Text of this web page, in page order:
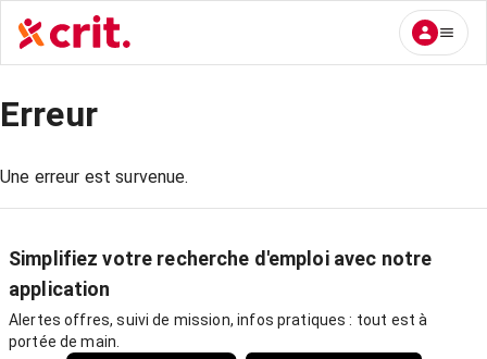
Erreur
Une erreur est survenue.
Simplifiez votre recherche d'emploi avec notre
application
Alertes offres, suivi de mission, infos pratiques : tout est à
portée de main.